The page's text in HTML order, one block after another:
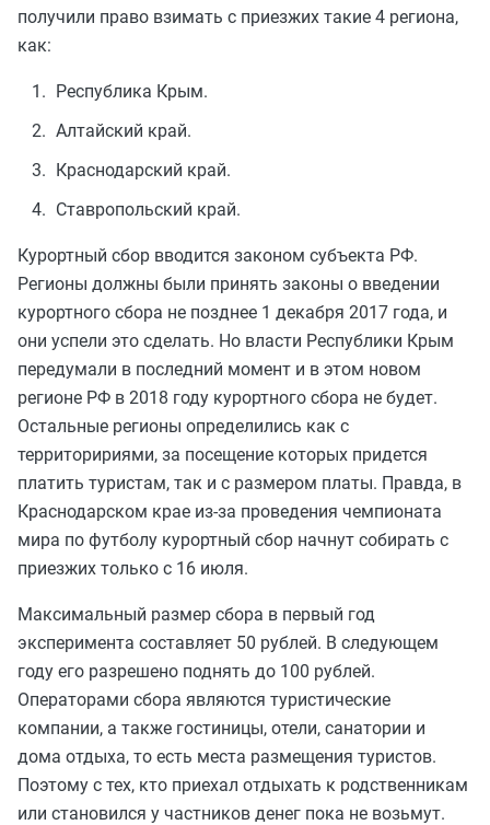
получили право взимать с приезжих такие 4 региона,
как:
Республика Крым.
Алтайский край.
Краснодарский край.
Ставропольский край.
Курортный сбор вводится законом субъекта РФ.
Регионы должны были принять законы о введении
курортного сбора не позднее 1 декабря 2017 года, и
они успели это сделать. Но власти Республики Крым
передумали в последний момент и в этом новом
регионе РФ в 2018 году курортного сбора не будет.
Остальные регионы определились как с
территоририями, за посещение которых придется
платить туристам, так и с размером платы. Правда, в
Краснодарском крае из-за проведения чемпионата
мира по футболу курортный сбор начнут собирать с
приезжих только с 16 июля.
Максимальный размер сбора в первый год
эксперимента составляет 50 рублей. В следующем
году его разрешено поднять до 100 рублей.
Операторами сбора являются туристические
компании, а также гостиницы, отели, санатории и
дома отдыха, то есть места размещения туристов.
Поэтому с тех, кто приехал отдыхать к родственникам
или становился у частников денег пока не возьмут.